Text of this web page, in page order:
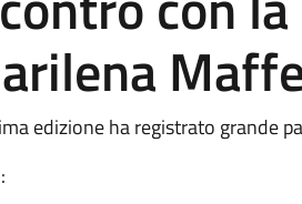
edizione ha registrato grande